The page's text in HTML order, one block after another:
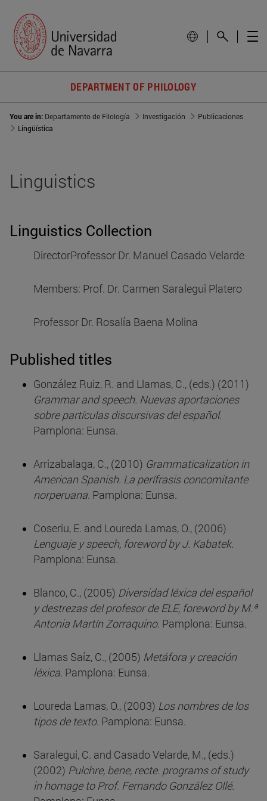
DEPARTMENT OF PHILOLOGY
You are in: Departamento de Filología Investigación
Publicaciones
Lingüística
Linguistics
Linguistics Collection
DirectorProfessor Dr. Manuel Casado Velarde
Members: Prof. Dr. Carmen Saralegui Platero
Professor Dr. Rosalía Baena Molina
Published titles
González Ruiz, R. and Llamas, C., (eds.) (2011)
Grammar and speech. Nuevas aportaciones
sobre partículas discursivas del español.
Pamplona: Eunsa.
Arrizabalaga, C., (2010) Grammaticalization in
American Spanish. La perífrasis concomitante
norperuana. Pamplona: Eunsa.
Coseriu, E. and Loureda Lamas, O., (2006)
Lenguaje y speech, foreword by J. Kabatek.
Pamplona: Eunsa.
Blanco, C., (2005) Diversidad léxica del español
y destrezas del profesor de ELE, foreword by M.ª
Antonia Martín Zorraquino. Pamplona: Eunsa.
Llamas Saíz, C., (2005) Metáfora y creación
léxica. Pamplona: Eunsa.
Loureda Lamas, O., (2003) Los nombres de los
tipos de texto. Pamplona: Eunsa.
Saralegui, C. and Casado Velarde, M., (eds.)
(2002) Pulchre, bene, recte. programs of study
in homage to Prof. Fernando González Ollé.